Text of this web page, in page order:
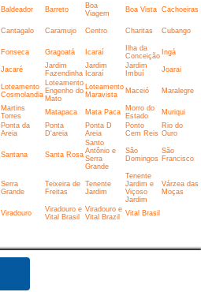
Baldeador Barreto
Boa
Viagem
Boa Vista Cachoeiras
Cantagalo Caramujo Centro Charitas Cubango
Fonseca Gragoatá Icaraí
Ilha da
Conceição Ingá
Jacaré
Jardim
Fazendinha
Jardim
Icaraí
Jardim
Imbuí
Joarai
Loteamento
Cosmolandia
Loteamento
Engenho do
Mato
Loteamento
Maravista
Maceió Maralegre
Martins
Torres
Matapaca Mata Paca
Morro do
Estado
Muriqui
Ponta da
Areia
Ponta
D'areia
Ponta D
Areia
Ponto
Cem Reis
Rio do
Ouro
Santana Santa Rosa
Santo
Antônio e
Serra
Grande
São
Domingos
São
Francisco
Serra
Grande
Teixeira de
Freitas
Tenente
Jardim
Tenente
Jardim e
Viçoso
Jardim
Várzea das
Moças
Viradouro
Viradouro e
Vital Brasil
Viradouro e
Vital Brazil
Vital Brasil